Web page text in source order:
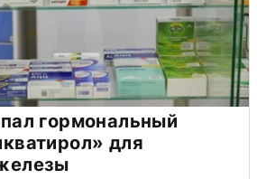
гормональный
для